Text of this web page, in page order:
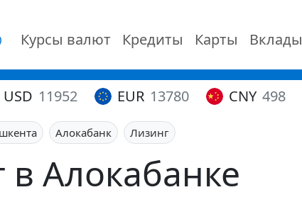
Курсы валют Кредиты Карты Вклады
USD 11952 EUR 13780 CNY 498
Алокабанк Лизинг
в Алокабанке